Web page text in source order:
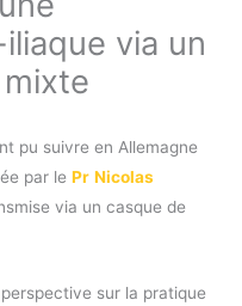
via un
pu suivre en Allemagne
par le Pr Nicolas
via un casque de
sur la pratique